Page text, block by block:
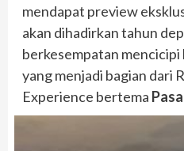
mendapat preview
akan dihadirkan tahun
berkesempatan mencicipi
yang menjadi bagian dari
Experience bertema